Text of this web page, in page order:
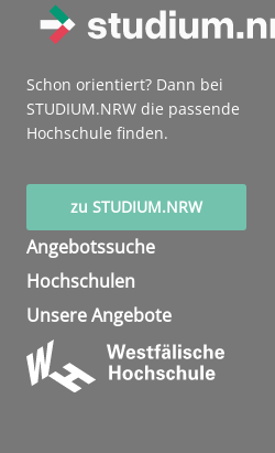
Schon orientiert? Dann bei
STUDIUM.NRW die passende
Hochschule finden.
zu STUDIUM.NRW
Angebotssuche
Hochschulen
Unsere Angebote